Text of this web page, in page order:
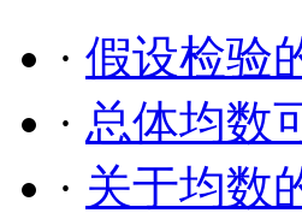
· 假设检验
· 总体均数
· 关于均数